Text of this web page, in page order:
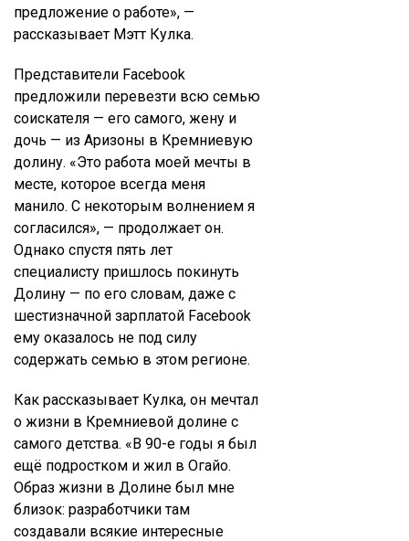
предложение о работе», —
рассказывает Мэтт Кулка.
Представители Facebook
предложили перевезти всю семью
соискателя — его самого, жену и
дочь — из Аризоны в Кремниевую
долину. «Это работа моей мечты в
месте, которое всегда меня
манило. С некоторым волнением я
согласился», — продолжает он.
Однако спустя пять лет
специалисту пришлось покинуть
Долину — по его словам, даже с
шестизначной зарплатой Facebook
ему оказалось не под силу
содержать семью в этом регионе.
Как рассказывает Кулка, он мечтал
о жизни в Кремниевой долине с
самого детства. «В 90-е годы я был
ещё подростком и жил в Огайо.
Образ жизни в Долине был мне
близок: разработчики там
создавали всякие интересные